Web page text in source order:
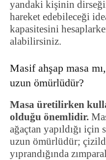
yandaki kişinin
hareket edebileceği
kapasitesini
alabilirsiniz.
Masif ahşap masa
uzun ömürlüdür?
Masa üretilirken
olduğu önemlidir.
ağaçtan yapıldığı için
uzun ömürlüdür;
yıprandığında